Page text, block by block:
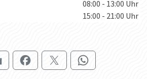
08:00 - 13:00 Uhr
15:00 - 21:00 Uhr